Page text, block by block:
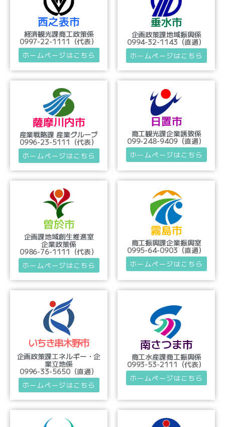
西之表市
経済観光課商工政策係
0997-22-1111（代表）
ホームページはこちら
垂水市
企画政策課地域振興係
0994-32-1143（直通）
ホームページはこちら
薩摩川内市
産業戦略課 産業グループ
0996-23-5111（代表）
ホームページはこちら
日置市
商工観光課企業誘致係
099-248-9409（直通）
ホームページはこちら
曽於市
企画課地域創生推進室
企業政策係
0986-76-1111（代表）
ホームページはこちら
霧島市
商工振興課企業振興室
0995-64-0903（直通）
ホームページはこちら
いちき串木野市
企画政策課エネルギー・企
業立地係
0996-33-5650（直通）
ホームページはこちら
南さつま市
商工水産課商工振興係
0993-53-2111（代表）
ホームページはこちら